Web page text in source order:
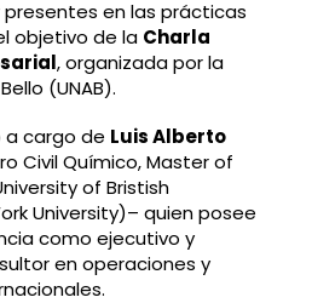
en las prácticas
objetivo de la Charla
, organizada por la
(UNAB).
a cargo de Luis Alberto
Civil Químico, Master of
of Bristish
University)– quien posee
como ejecutivo y
en operaciones y